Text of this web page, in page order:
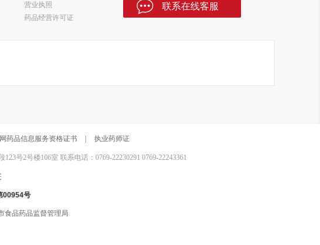
营业执照
药品经营许可证
联系在线客服
药品信息服务资格证书 执业药师证
号2号楼106室 联系电话：0769-22230291 0769-22243361
00954号
食品药品监督管理局